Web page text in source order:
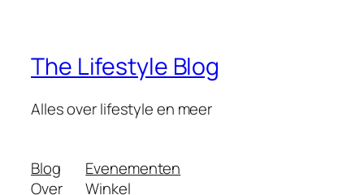
The Lifestyle Blog
Alles over lifestyle en meer
Blog
Over
Evenementen
Winkel